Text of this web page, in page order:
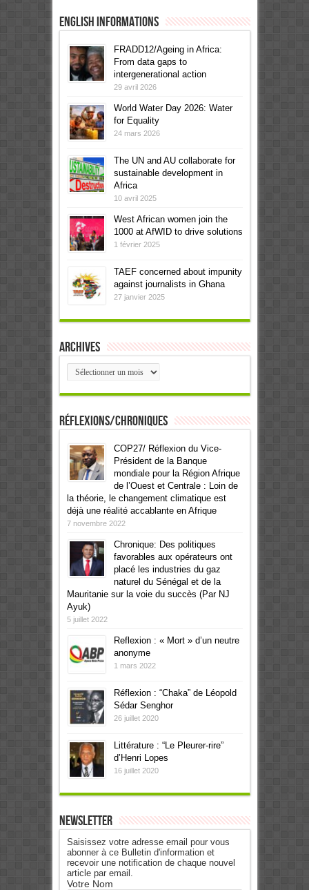
English informations
FRADD12/Ageing in Africa:
From data gaps to
intergenerational action
29 avril 2026
World Water Day 2026: Water
for Equality
24 mars 2026
The UN and AU collaborate for
sustainable development in
Africa
10 avril 2025
West African women join the
1000 at AfWID to drive solutions
1 février 2025
TAEF concerned about impunity
against journalists in Ghana
27 janvier 2025
Archives
Archives
Réflexions/Chroniques
COP27/ Réflexion du Vice-
Président de la Banque
mondiale pour la Région Afrique
de l’Ouest et Centrale : Loin de
la théorie, le changement climatique est
déjà une réalité accablante en Afrique
7 novembre 2022
Chronique: Des politiques
favorables aux opérateurs ont
placé les industries du gaz
naturel du Sénégal et de la
Mauritanie sur la voie du succès (Par NJ
Ayuk)
5 juillet 2022
Reflexion : « Mort » d’un neutre
anonyme
1 mars 2022
Réflexion : “Chaka” de Léopold
Sédar Senghor
26 juillet 2020
Littérature : “Le Pleurer-rire”
d’Henri Lopes
16 juillet 2020
Newsletter
Saisissez votre adresse email pour vous
abonner à ce Bulletin d'information et
recevoir une notification de chaque nouvel
article par email.
Votre Nom